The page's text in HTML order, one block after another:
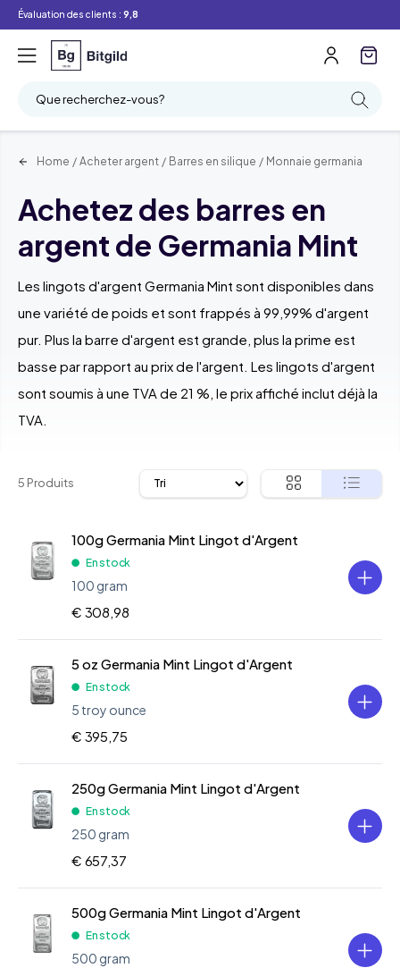
Évaluation des clients : 9,8
Que recherchez-vous?
Filtre
Home / Acheter argent / Barres en silique / Monnaie germania
Achetez des barres en
argent de Germania Mint
Les lingots d'argent Germania Mint sont disponibles dans
une variété de poids et sont frappés à 99,99% d'argent
pur. Plus la barre d'argent est grande, plus la prime est
basse par rapport au prix de l'argent. Les lingots d'argent
sont soumis à une TVA de 21 %, le prix affiché inclut déjà la
TVA.
5 Produits
100g Germania Mint Lingot d'Argent
En stock
100 gram
€ 308,98
5 oz Germania Mint Lingot d'Argent
En stock
5 troy ounce
€ 395,75
250g Germania Mint Lingot d'Argent
En stock
250 gram
€ 657,37
500g Germania Mint Lingot d'Argent
En stock
500 gram